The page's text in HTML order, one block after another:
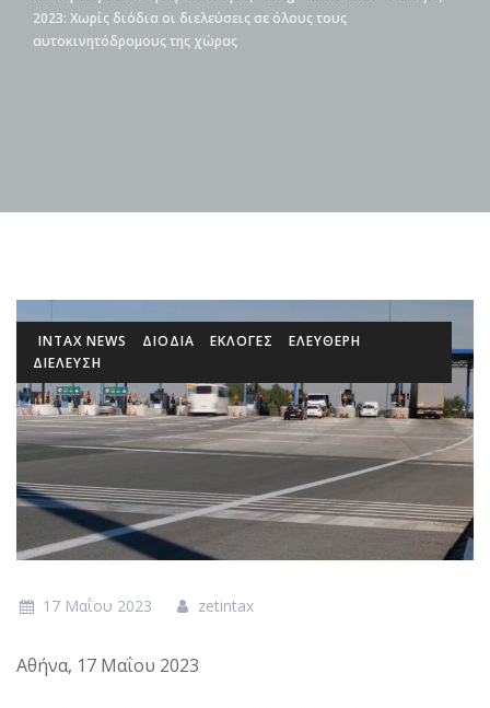
2023: Χωρίς διόδια οι διελεύσεις σε όλους τους
αυτοκινητόδρομους της χώρας
INTAX NEWS ΔΙΌΔΙΑ ΕΚΛΟΓΈΣ
ΕΛΕΎΘΕΡΗ
ΔΙΈΛΕΥΣΗ
17 Μαΐου 2023 zetintax
Αθήνα, 17 Μαΐου 2023